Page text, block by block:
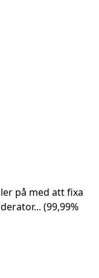
på med att fixa
(99,99%